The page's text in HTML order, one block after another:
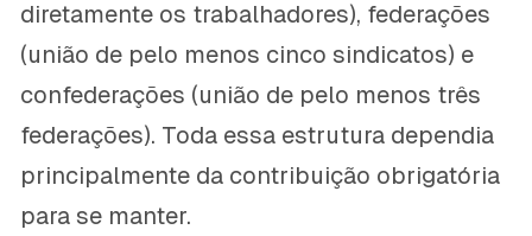
diretamente os trabalhadores), federações
(união de pelo menos cinco sindicatos) e
confederações (união de pelo menos três
federações). Toda essa estrutura dependia
principalmente da contribuição obrigatória
para se manter.